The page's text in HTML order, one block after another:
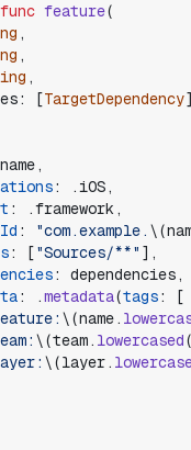
func feature(
,
,
,
: [TargetDependency]
name,
: .iOS,
: .framework ,
: "com.example. \(
: ["Sources/**" ] ,
: dependencies,
: .metadata(tags:
[
\(name.
\(team. lowercased(
\(layer.